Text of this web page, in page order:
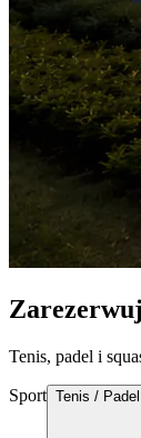
Tenis, padel i
Sport Tenis /